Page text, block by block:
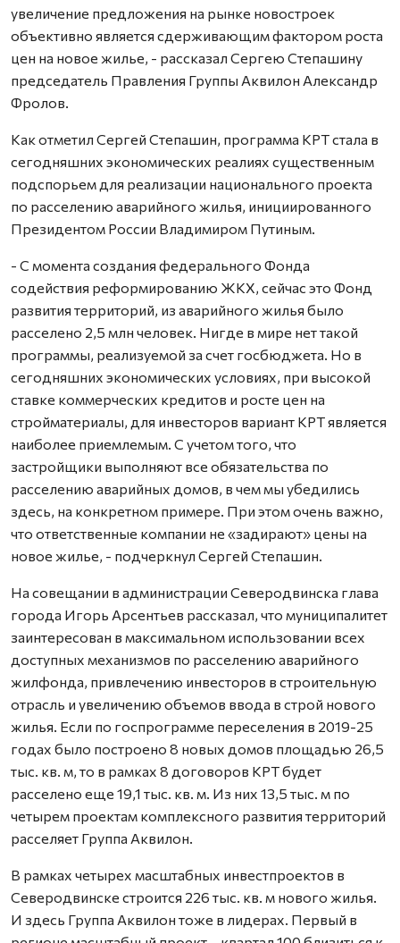
увеличение предложения на рынке новостроек
объективно является сдерживающим фактором роста
цен на новое жилье, - рассказал Сергею Степашину
председатель Правления Группы Аквилон Александр
Фролов.
Как отметил Сергей Степашин, программа КРТ стала в
сегодняшних экономических реалиях существенным
подспорьем для реализации национального проекта
по расселению аварийного жилья, инициированного
Президентом России Владимиром Путиным.
- С момента создания федерального Фонда
содействия реформированию ЖКХ, сейчас это Фонд
развития территорий, из аварийного жилья было
расселено 2,5 млн человек. Нигде в мире нет такой
программы, реализуемой за счет госбюджета. Но в
сегодняшних экономических условиях, при высокой
ставке коммерческих кредитов и росте цен на
стройматериалы, для инвесторов вариант КРТ является
наиболее приемлемым. С учетом того, что
застройщики выполняют все обязательства по
расселению аварийных домов, в чем мы убедились
здесь, на конкретном примере. При этом очень важно,
что ответственные компании не «задирают» цены на
новое жилье, - подчеркнул Сергей Степашин.
На совещании в администрации Северодвинска глава
города Игорь Арсентьев рассказал, что муниципалитет
заинтересован в максимальном использовании всех
доступных механизмов по расселению аварийного
жилфонда, привлечению инвесторов в строительную
отрасль и увеличению объемов ввода в строй нового
жилья. Если по госпрограмме переселения в 2019-25
годах было построено 8 новых домов площадью 26,5
тыс. кв. м, то в рамках 8 договоров КРТ будет
расселено еще 19,1 тыс. кв. м. Из них 13,5 тыс. м по
четырем проектам комплексного развития территорий
расселяет Группа Аквилон.
В рамках четырех масштабных инвестпроектов в
Северодвинске строится 226 тыс. кв. м нового жилья.
И здесь Группа Аквилон тоже в лидерах. Первый в